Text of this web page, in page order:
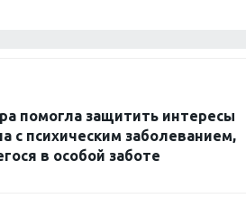
помогла защитить интересы
с психическим заболеванием,
в особой заботе